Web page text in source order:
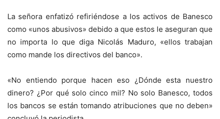
La señora enfatizó refiriéndose a los activos de Banesco
como «unos abusivos» debido a que estos le aseguran que
no importa lo que diga Nicolás Maduro, «ellos trabajan
como mande los directivos del banco».
«No entiendo porque hacen eso ¿Dónde esta nuestro
dinero? ¿Por qué solo cinco mil? No solo Banesco, todos
los bancos se están tomando atribuciones que no deben»